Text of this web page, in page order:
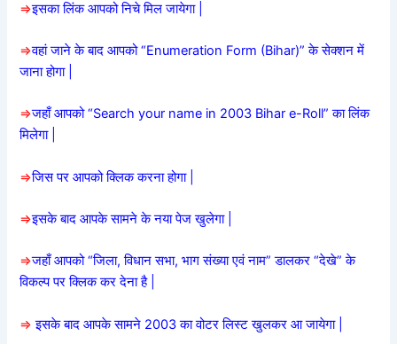
=>इसका लिंक आपको निचे मिल जायेगा |
=>वहां जाने के बाद आपको “Enumeration Form (Bihar)” के सेक्शन में
जाना होगा |
=>जहाँ आपको “Search your name in 2003 Bihar e-Roll” का लिंक
मिलेगा |
=>जिस पर आपको क्लिक करना होगा |
=>इसके बाद आपके सामने के नया पेज खुलेगा |
=>जहाँ आपको “जिला, विधान सभा, भाग संख्या एवं नाम” डालकर “देखे” के
विकल्प पर क्लिक कर देना है |
=> इसके बाद आपके सामने 2003 का वोटर लिस्ट खुलकर आ जायेगा |